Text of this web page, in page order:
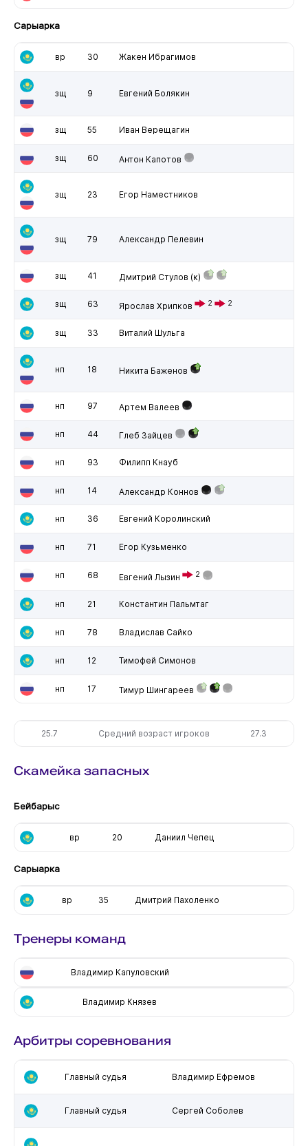
Сарыарка
вр 30 Жакен Ибрагимов
зщ 9 Евгений Болякин
зщ 55 Иван Верещагин
зщ 60 Антон Капотов
зщ 23 Егор Наместников
зщ 79 Александр Пелевин
зщ 41 Дмитрий Стулов (к)
зщ 63 Ярослав Хрипков 2 2
зщ 33 Виталий Шульга
нп 18 Никита Баженов
нп 97 Артем Валеев
нп 44 Глеб Зайцев
нп 93 Филипп Кнауб
нп 14 Александр Коннов
нп 36 Евгений Королинский
нп 71 Егор Кузьменко
нп 68 Евгений Лызин 2
нп 21 Константин Пальмтаг
нп 78 Владислав Сайко
нп 12 Тимофей Симонов
нп 17 Тимур Шингареев
25.7 Средний возраст игроков 27.3
Скамейка запасных
Бейбарыс
вр 20 Даниил Чепец
Сарыарка
вр 35 Дмитрий Пахоленко
Тренеры команд
Владимир Капуловский
Владимир Князев
Арбитры соревнования
Главный судья Владимир Ефремов
Главный судья Сергей Соболев